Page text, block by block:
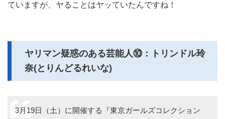
ていますが、ヤることはヤッていたんですね！
ヤリマン疑惑のある芸能人⑩：トリンドル玲
奈(とりんどるれいな)
3月19日（土）に開催する『東京ガールズコレクション